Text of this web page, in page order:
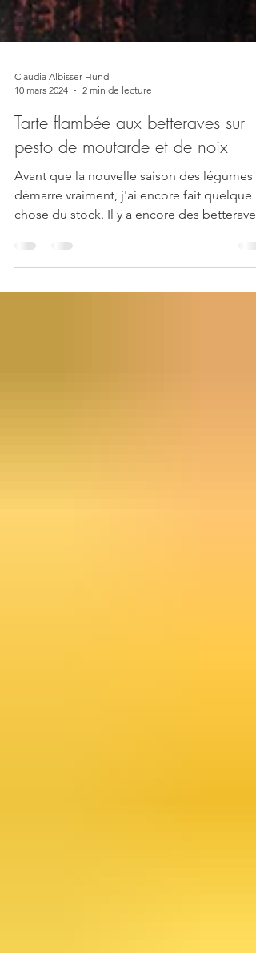
Claudia Albisser Hund
10 mars 2024
2 min de lecture
Tarte flambée aux betteraves sur
pesto de moutarde et de noix
Avant que la nouvelle saison des légumes
chose du stock. Il y a encore des betteraves
cuites...